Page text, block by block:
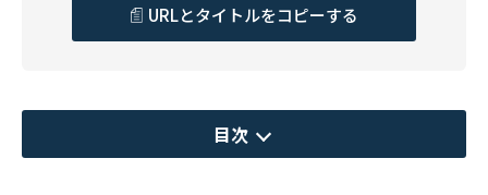
URLとタイトルをコピーする
目次